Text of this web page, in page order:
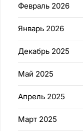
Февраль 2026
Январь 2026
Декабрь 2025
Май 2025
Апрель 2025
Март 2025